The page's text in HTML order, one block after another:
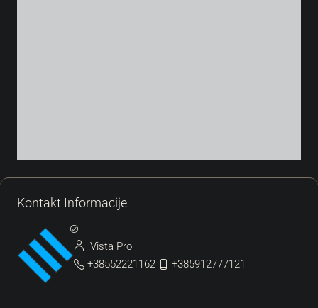
Kontakt Informacije
Vista Pro
+38552221162
+385912777121